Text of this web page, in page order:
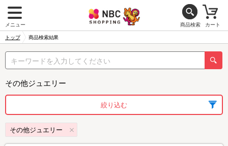
メニュー 商品検索 カート
トップ 商品検索結果
その他ジュエリー
絞り込む
その他ジュエリー